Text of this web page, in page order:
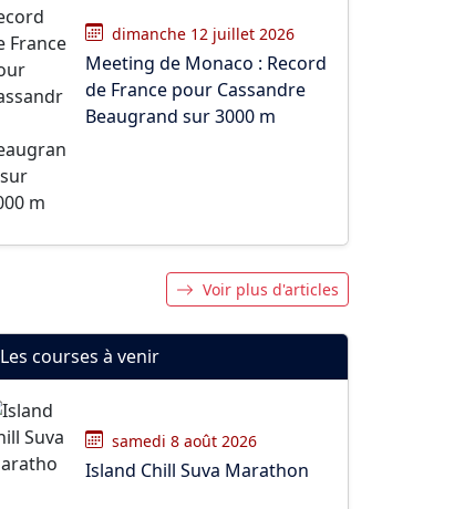
dimanche 12 juillet 2026
Meeting de Monaco : Record
de France pour Cassandre
Beaugrand sur 3000 m
Voir plus d'articles
Les courses à venir
samedi 8 août 2026
Island Chill Suva Marathon